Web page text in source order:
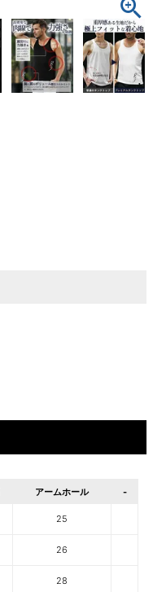
アームホール -
25
26
28